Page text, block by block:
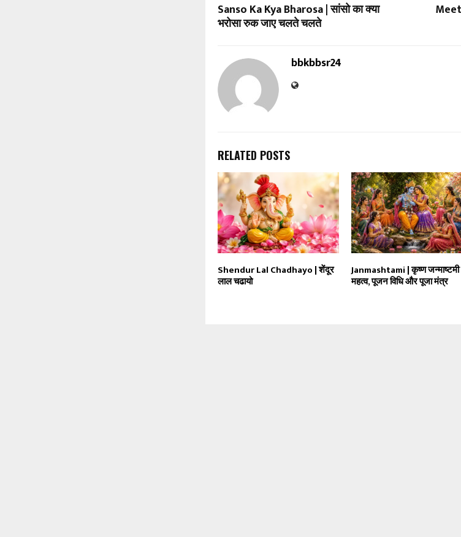
Sanso Ka Kya Bharosa | सांसो का क्या
भरोसा रुक जाए चलते चलते
bbkbbsr24
RELATED POSTS
Shendur Lal Chadhayo | शेंदूर
लाल चढायो
Janmashtami | कृष्ण
महत्व, पूजन विधि और पूजा मंत्र